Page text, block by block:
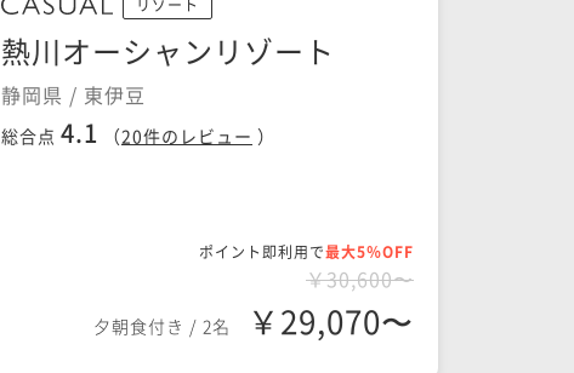
リゾート
熱川オーシャンリゾート
静岡県 / 東伊豆
総合点 4.1 （20件のレビュー ）
ポイント即利用で最大5％OFF
￥30,600〜
夕朝食付き / 2名 ￥29,070〜